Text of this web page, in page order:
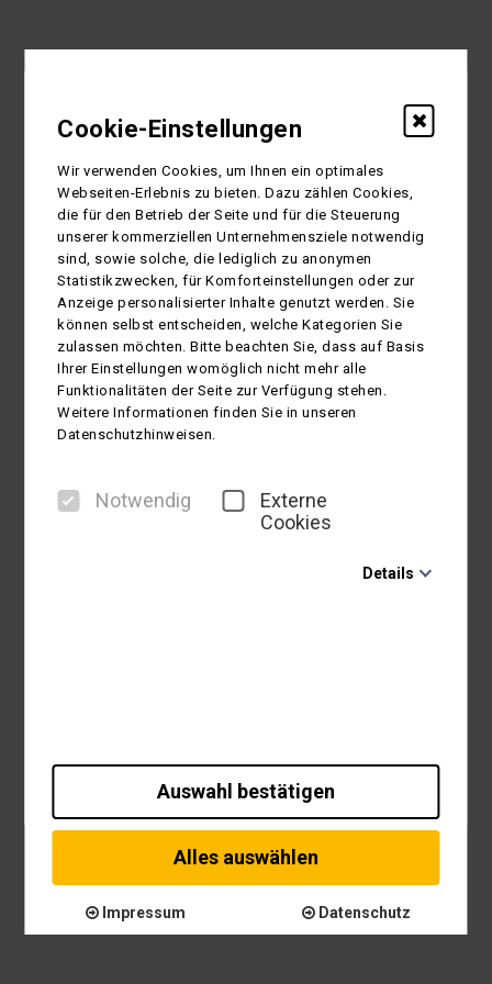
Cookie-Einstellungen
Wir verwenden Cookies, um Ihnen ein optimales
Webseiten-Erlebnis zu bieten. Dazu zählen Cookies,
die für den Betrieb der Seite und für die Steuerung
unserer kommerziellen Unternehmensziele notwendig
sind, sowie solche, die lediglich zu anonymen
Statistikzwecken, für Komforteinstellungen oder zur
Anzeige personalisierter Inhalte genutzt werden. Sie
können selbst entscheiden, welche Kategorien Sie
zulassen möchten. Bitte beachten Sie, dass auf Basis
Ihrer Einstellungen womöglich nicht mehr alle
Funktionalitäten der Seite zur Verfügung stehen.
Weitere Informationen finden Sie in unseren
Datenschutzhinweisen.
Notwendig
Externe
Cookies
Details
Besuch unserer Seite schneller zur Verfügung zu
Externe Cookies
Inhalte von externen Plattformen wie z.B. Google Maps
auf diese Inhalte keiner manuellen Einwilligung mehr
Auswahl bestätigen
Alles auswählen
Impressum Datenschutz